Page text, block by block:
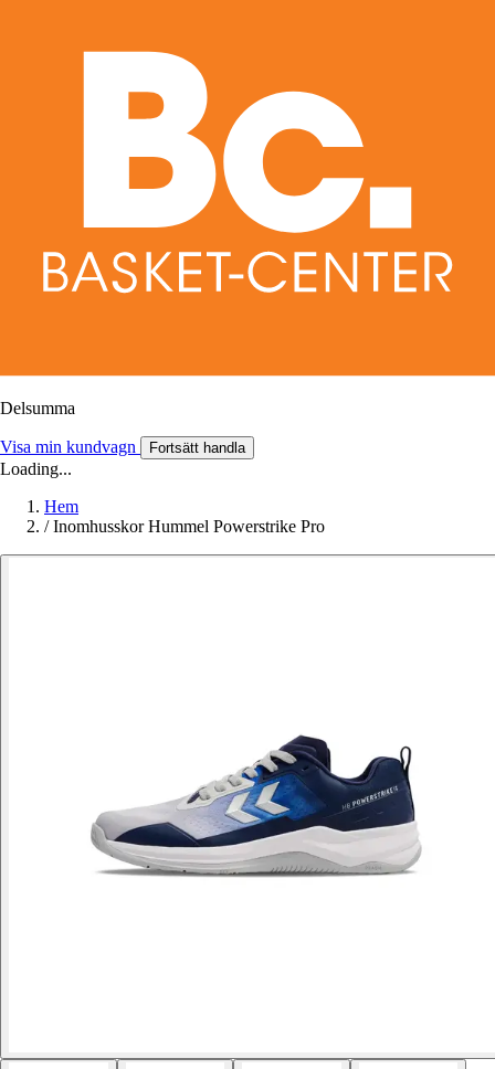
Delsumma
Visa min kundvagn Fortsätt handla
Loading...
Hem
/ Inomhusskor Hummel Powerstrike Pro